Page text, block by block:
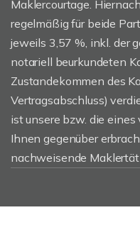
Maklercourtage.
regelmäßig für beide
jeweils 3,57 %, inkl. der
notariell beurkundeten
Zustandekommen des
Vertragsabschluss)
ist unsere bzw. die
Ihnen gegenüber
nachweisende